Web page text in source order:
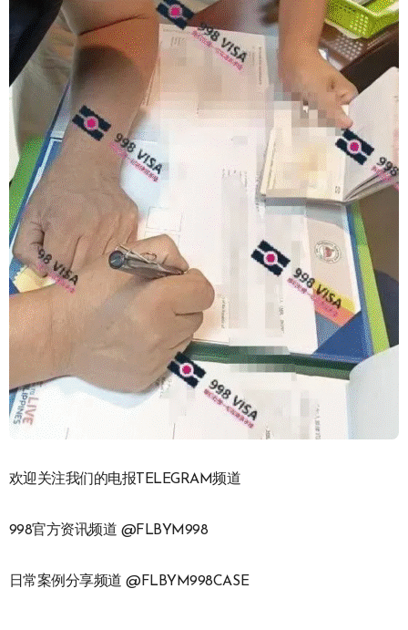
欢迎关注我们的电报TELEGRAM频道
998官方资讯频道 @FLBYM998
日常案例分享频道 @FLBYM998CASE